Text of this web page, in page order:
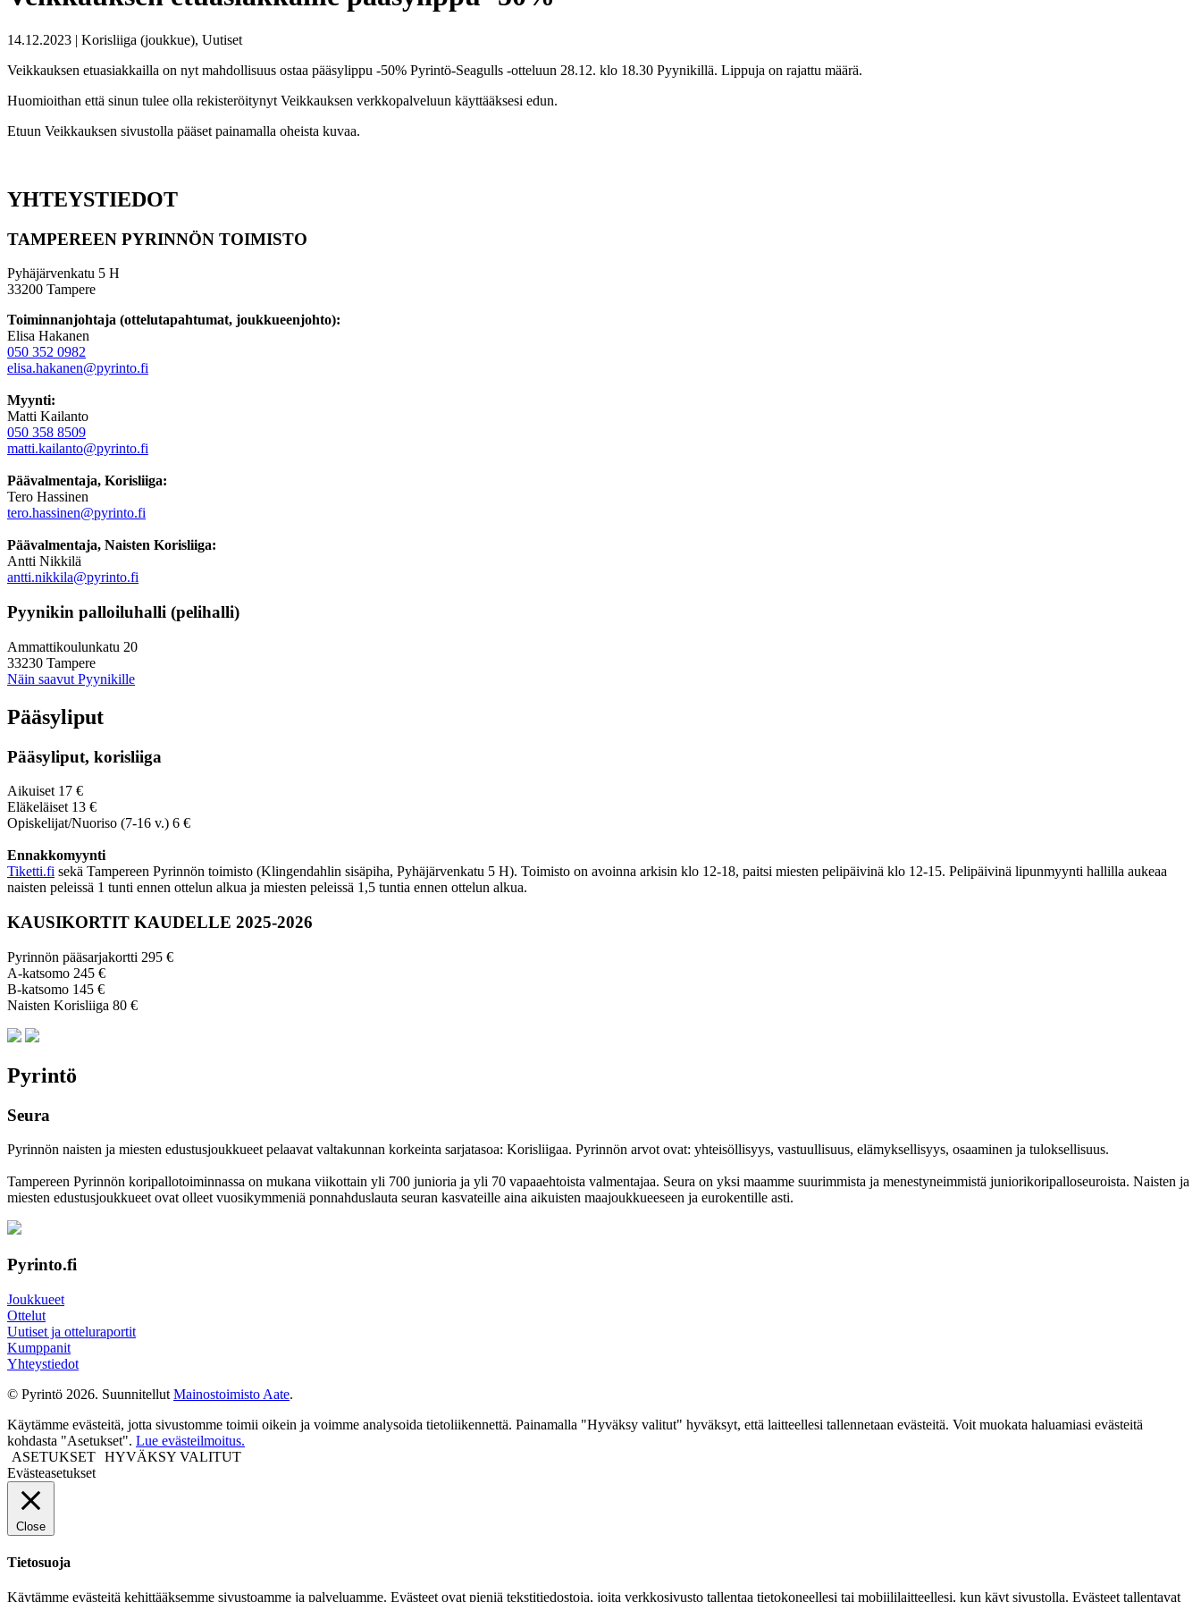
14.12.2023 | Korisliiga (joukkue), Uutiset
Veikkauksen etuasiakkailla on nyt mahdollisuus ostaa pääsylippu -50% Pyrintö-Seagulls -otteluun 28.12. klo 18.30 Pyynikillä. Lippuja on rajattu määrä.
Huomioithan että sinun tulee olla rekisteröitynyt Veikkauksen verkkopalveluun käyttääksesi edun.
Etuun Veikkauksen sivustolla pääset painamalla oheista kuvaa.
YHTEYSTIEDOT
TAMPEREEN PYRINNÖN TOIMISTO
Pyhäjärvenkatu 5 H
33200 Tampere
Toiminnanjohtaja (ottelutapahtumat, joukkueenjohto):
Elisa Hakanen
050 352 0982
elisa.hakanen@pyrinto.fi
Myynti:
Matti Kailanto
050 358 8509
matti.kailanto@pyrinto.fi
Päävalmentaja, Korisliiga:
Tero Hassinen
tero.hassinen@pyrinto.fi
Päävalmentaja, Naisten Korisliiga:
Antti Nikkilä
antti.nikkila@pyrinto.fi
Pyynikin palloiluhalli (pelihalli)
Ammattikoulunkatu 20
33230 Tampere
Näin saavut Pyynikille
Pääsyliput
Pääsyliput, korisliiga
Aikuiset 17 €
Eläkeläiset 13 €
Opiskelijat/Nuoriso (7-16 v.) 6 €
Ennakkomyynti
Tiketti.fi sekä Tampereen Pyrinnön toimisto (Klingendahlin sisäpiha, Pyhäjärvenkatu 5 H). Toimisto on avoinna arkisin klo 12-18, paitsi miesten pelipäivinä klo 12-15. Pelipäivinä lipunmyynti hallilla aukeaa
naisten peleissä 1 tunti ennen ottelun alkua ja miesten peleissä 1,5 tuntia ennen ottelun alkua.
KAUSIKORTIT KAUDELLE 2025-2026
Pyrinnön pääsarjakortti 295 €
A-katsomo 245 €
B-katsomo 145 €
Naisten Korisliiga 80 €
Pyrintö
Seura
Pyrinnön naisten ja miesten edustusjoukkueet pelaavat valtakunnan korkeinta sarjatasoa: Korisliigaa. Pyrinnön arvot ovat: yhteisöl­lisyys, vastuul­lisuus, elämyk­sellisyys, osaaminen ja tulok­sellisuus.
Tampereen Pyrinnön kori­pallo­toimin­nassa on mukana viikottain yli 700 junioria ja yli 70 vapaa­ehtoista valmen­tajaa. Seura on yksi maamme suurim­mista ja menes­tyneim­mistä juni­ori­kori­pallo­seuroista. Naisten ja
miesten edustus­joukkueet ovat olleet vuosi­kymmeniä ponnahdus­lauta seuran kasvateille aina aikuisten maa­joukkueeseen ja euro­kentille asti.
Pyrinto.fi
Joukkueet
Ottelut
Uutiset ja otteluraportit
Kumppanit
Yhteystiedot
© Pyrintö 2026. Suunnitellut Mainostoimisto Aate.
Käytämme evästeitä, jotta sivustomme toimii oikein ja voimme analysoida tietoliikennettä. Painamalla "Hyväksy valitut" hyväksyt, että laitteellesi tallennetaan evästeitä. Voit muokata haluamiasi evästeitä
kohdasta "Asetukset". Lue evästeilmoitus.
ASETUKSET HYVÄKSY VALITUT
Evästeasetukset
Close
Tietosuoja
Käytämme evästeitä kehittääksemme sivustoamme ja palveluamme. Evästeet ovat pieniä tekstitiedostoja, joita verkkosivusto tallentaa tietokoneellesi tai mobiililaitteellesi, kun käyt sivustolla. Evästeet tallentavat